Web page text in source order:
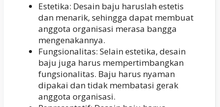
Estetika: Desain baju haruslah estetis
dan menarik, sehingga dapat membuat
anggota organisasi merasa bangga
mengenakannya.
Fungsionalitas: Selain estetika, desain
baju juga harus mempertimbangkan
fungsionalitas. Baju harus nyaman
dipakai dan tidak membatasi gerak
anggota organisasi.